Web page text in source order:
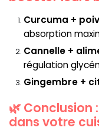
Curcuma +
absorption
Cannelle +
régulation
Gingembre +
🌿
dans votre